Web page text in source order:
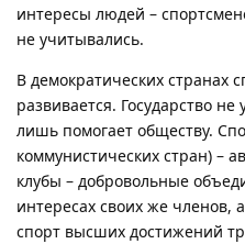
интересы людей –
не учитывались.
В демократических странах
развивается. Государство
лишь помогает обществу.
коммунистических стран) –
клубы – добровольные
интересах своих же членов,
спорт высших достижений